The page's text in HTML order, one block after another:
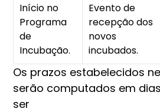
Início no
Programa
de
Incubação.
Evento de
recepção dos
novos
incubados.
Os prazos estabelecidos
serão computados em
ser